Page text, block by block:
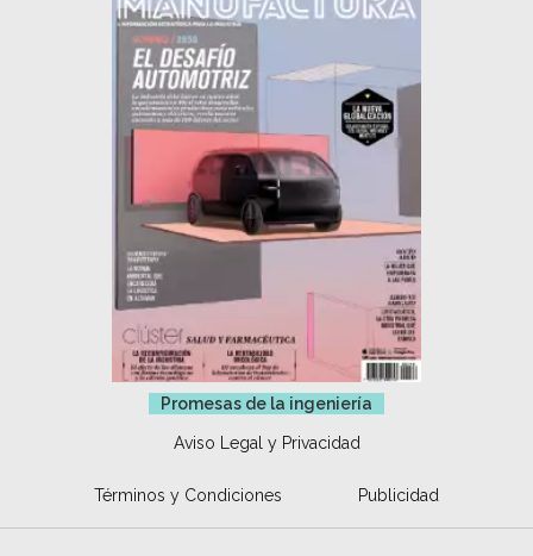
Promesas de la ingeniería
Aviso Legal y Privacidad
Términos y Condiciones Publicidad